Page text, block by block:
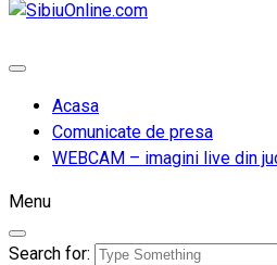
Acasa
Comunicate de presa
WEBCAM – imagini live din
Menu
Search for: